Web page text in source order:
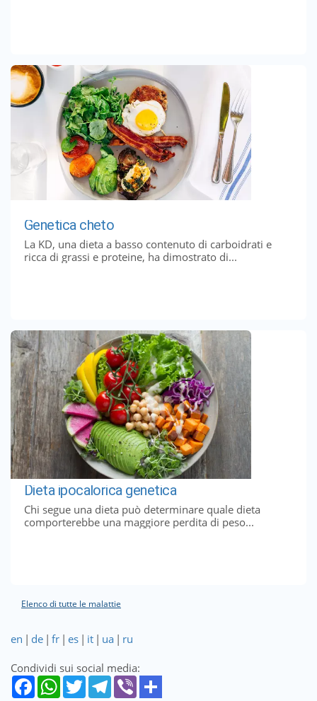
Genetica cheto
La KD, una dieta a basso contenuto di carboidrati e
ricca di grassi e proteine, ha dimostrato di...
Dieta ipocalorica genetica
Chi segue una dieta può determinare quale dieta
comporterebbe una maggiore perdita di peso...
Elenco di tutte le malattie
en | de | fr | es | it | ua | ru
Condividi sui social media: